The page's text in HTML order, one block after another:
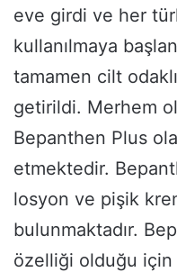
eve girdi ve her
kullanılmaya
tamamen cilt
getirildi. Merhem
Bepanthen Plus
etmektedir.
losyon ve pişik
bulunmaktadır.
özelliği olduğu için